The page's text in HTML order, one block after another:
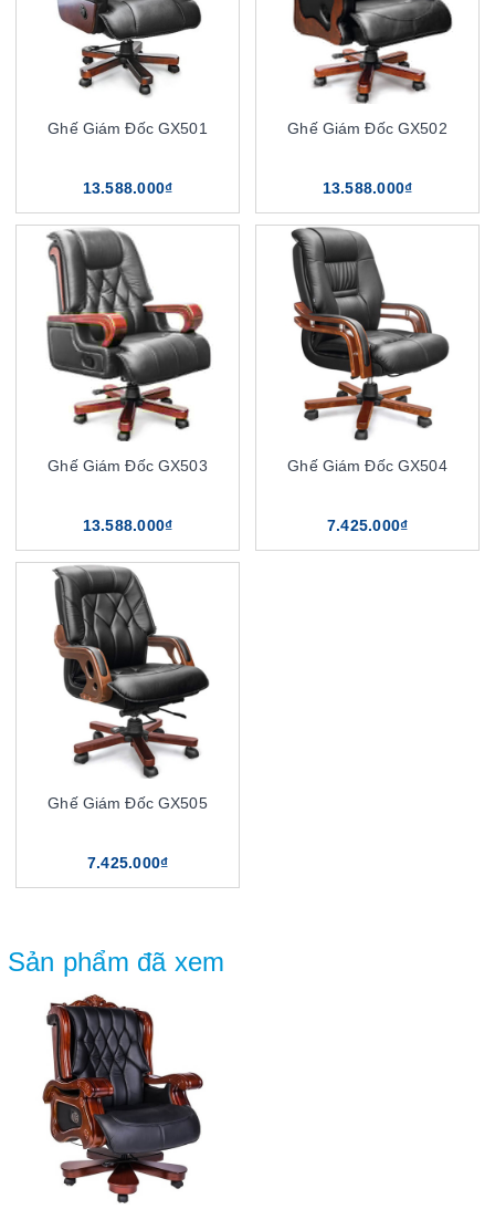
Ghế Giám Đốc GX501
13.588.000₫
Ghế Giám Đốc GX502
13.588.000₫
Ghế Giám Đốc GX503
13.588.000₫
Ghế Giám Đốc GX504
7.425.000₫
Ghế Giám Đốc GX505
7.425.000₫
Sản phẩm đã xem